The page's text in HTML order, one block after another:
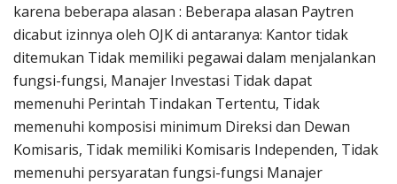
karena beberapa alasan : Beberapa alasan Paytren
dicabut izinnya oleh OJK di antaranya: Kantor tidak
ditemukan Tidak memiliki pegawai dalam menjalankan
fungsi-fungsi, Manajer Investasi Tidak dapat
memenuhi Perintah Tindakan Tertentu, Tidak
memenuhi komposisi minimum Direksi dan Dewan
Komisaris, Tidak memiliki Komisaris Independen, Tidak
memenuhi persyaratan fungsi-fungsi Manajer